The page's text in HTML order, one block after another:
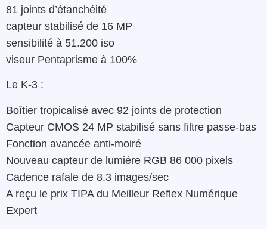
81 joints d’étanchéité
capteur stabilisé de 16 MP
sensibilité à 51.200 iso
viseur Pentaprisme à 100%
Le K-3 :
Boîtier tropicalisé avec 92 joints de protection
Capteur CMOS 24 MP stabilisé sans filtre passe-bas
Fonction avancée anti-moiré
Nouveau capteur de lumière RGB 86 000 pixels
Cadence rafale de 8.3 images/sec
A reçu le prix TIPA du Meilleur Reflex Numérique
Expert